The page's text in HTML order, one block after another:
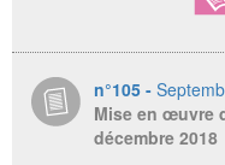
n°105 -
Mise en œuvre
décembre 2018